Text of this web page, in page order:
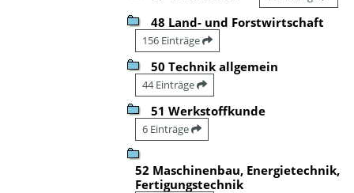
48 Land- und Forstwirtschaft
156 Einträge
50 Technik allgemein
44 Einträge
51 Werkstoffkunde
6 Einträge
52 Maschinenbau, Energietechnik,
Fertigungstechnik